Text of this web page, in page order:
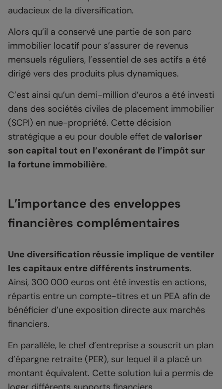
audacieux de la diversification.
Alors qu’il a conservé une partie de son parc
immobilier locatif pour s’assurer de revenus
mensuels réguliers, l’essentiel de ses actifs a été
dirigé vers des produits plus dynamiques.
C’est ainsi qu’un demi-million d’euros a été investi
dans des sociétés civiles de placement immobilier
(SCPI) en nue-propriété. Cette décision
stratégique a eu pour double effet devaloriser
son capital tout en l’exonérant de l’impôt sur
la fortune immobilière.
L’importance des enveloppes
financières complémentaires
Une diversification réussie implique de ventiler
les capitaux entre différents instruments.
Ainsi, 300 000 euros ont été investis en actions,
répartis entre un compte-titres et un PEA afin de
bénéficier d’une exposition directe aux marchés
financiers.
En parallèle, le chef d’entreprise a souscrit un plan
d’épargne retraite (PER), sur lequel il a placé un
montant équivalent. Cette solution lui a permis de